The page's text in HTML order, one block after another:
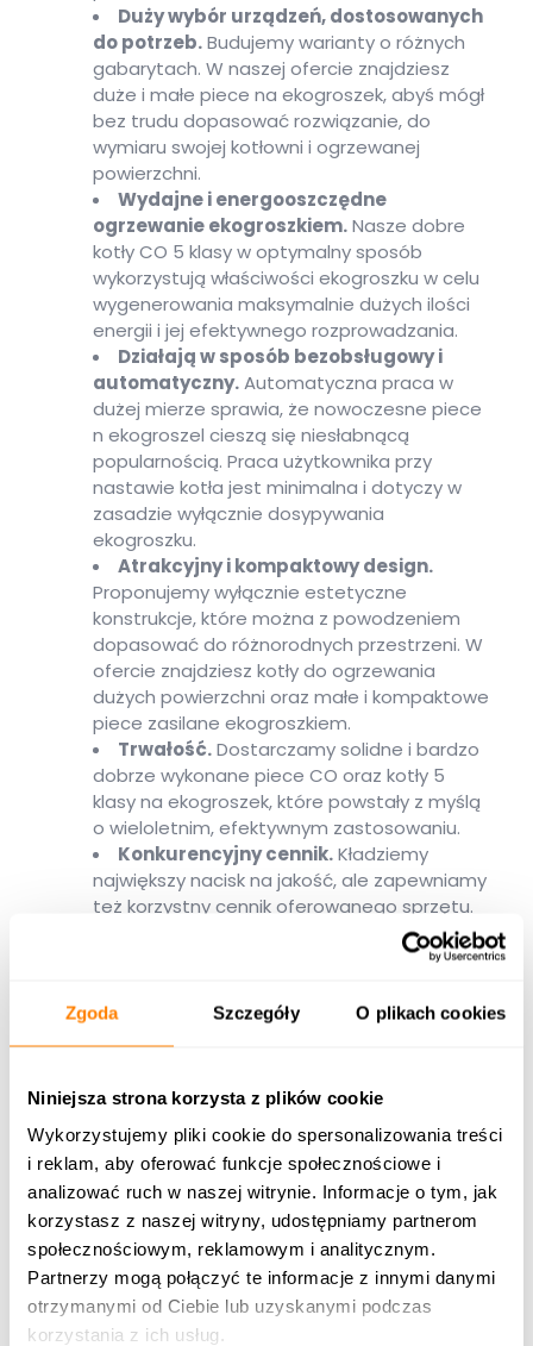
Zgoda Szczegóły O plikach cookies
Niniejsza strona korzysta z plików cookie
Wykorzystujemy pliki cookie do spersonalizowania treści
i reklam, aby oferować funkcje społecznościowe i
analizować ruch w naszej witrynie. Informacje o tym, jak
korzystasz z naszej witryny, udostępniamy partnerom
społecznościowym, reklamowym i analitycznym.
Partnerzy mogą połączyć te informacje z innymi danymi
otrzymanymi od Ciebie lub uzyskanymi podczas
korzystania z ich usług.
Duży wybór urządzeń, dostosowanych
do potrzeb.Budujemy warianty o różnych
gabarytach. W naszej ofercie znajdziesz
duże i małe piece na ekogroszek, abyś mógł
bez trudu dopasować rozwiązanie, do
wymiaru swojej kotłowni i ogrzewanej
powierzchni.
Wydajne i energooszczędne
ogrzewanie ekogroszkiem.Nasze dobre
kotły CO 5 klasy w optymalny sposób
wykorzystują właściwości ekogroszku w celu
wygenerowania maksymalnie dużych ilości
energii i jej efektywnego rozprowadzania.
Działają w sposób bezobsługowy i
automatyczny.Automatyczna praca w
dużej mierze sprawia, że nowoczesne piece
n ekogroszel cieszą się niesłabnącą
popularnością. Praca użytkownika przy
nastawie kotła jest minimalna i dotyczy w
zasadzie wyłącznie dosypywania
ekogroszku.
Atrakcyjny i kompaktowy design.
Proponujemy wyłącznie estetyczne
konstrukcje, które można z powodzeniem
dopasować do różnorodnych przestrzeni. W
ofercie znajdziesz kotły do ogrzewania
dużych powierzchni oraz małe i kompaktowe
piece zasilane ekogroszkiem.
Trwałość.Dostarczamy solidne i bardzo
dobrze wykonane piece CO oraz kotły 5
klasy na ekogroszek, które powstały z myślą
o wieloletnim, efektywnym zastosowaniu.
Konkurencyjny cennik.Kładziemy
największy nacisk na jakość, ale zapewniamy
też korzystny cennik oferowanego sprzętu.
Dopasowujemy rozwiązania, do potrzeb
Kotły na ekogroszek – oferta
Kotłospaw, czyli nowoczesny system
W naszym asortymencie mamy wysokiej jakości
kotły 5 klasy zasilane ekogroszkiem.Sprawność
sięgająca nawet ponad 90% pozwala na
efektywne i oszczędne utrzymanie pożądanej
temperatury.
Oferowane piece centralnego ogrzewania na ekogroszek
zostały stworzone z myślą o maksymalnym